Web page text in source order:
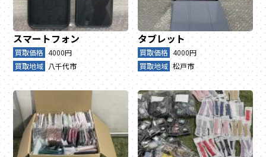
スマートフォン
買取価格 4000円
買取地域 八千代市
タブレット
買取価格 4000円
買取地域 松戸市